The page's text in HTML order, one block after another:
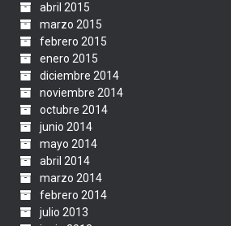
abril 2015
marzo 2015
febrero 2015
enero 2015
diciembre 2014
noviembre 2014
octubre 2014
junio 2014
mayo 2014
abril 2014
marzo 2014
febrero 2014
julio 2013